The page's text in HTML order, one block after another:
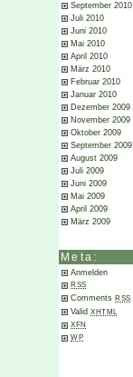
September 2010
Juli 2010
Juni 2010
Mai 2010
April 2010
März 2010
Februar 2010
Januar 2010
Dezember 2009
November 2009
Oktober 2009
September 2009
August 2009
Juli 2009
Juni 2009
Mai 2009
April 2009
März 2009
Meta:
Anmelden
RSS
Comments RSS
Valid XHTML
XFN
WP